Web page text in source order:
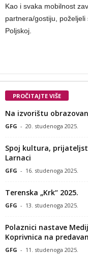
Kao i svaka mobilnost
partnera/gostiju,
Poljskoj.
PROČITAJTE VIŠE
Na izvorištu
GFG - 20. studenoga 2025.
Spoj kultura,
Larnaci
GFG - 16. studenoga 2025.
Terenska „Krk“ 2025.
GFG - 13. studenoga 2025.
Polaznici nastave
Koprivnica na
GFG - 11. studenoga 2025.